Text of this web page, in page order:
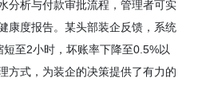
分析与付款审批流程，管理者可实
康度报告。某头部装企反馈，系统
短至2小时，坏账率下降至0.5%以
方式，为装企的决策提供了有力的